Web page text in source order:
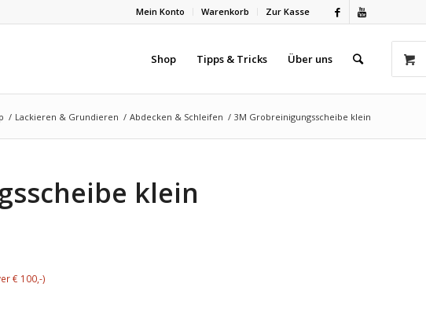
Mein Konto Warenkorb Zur Kasse
Shop Tipps & Tricks Über uns
/ Lackieren & Grundieren / Abdecken & Schleifen / 3M Grobreinigungsscheibe klein
klein